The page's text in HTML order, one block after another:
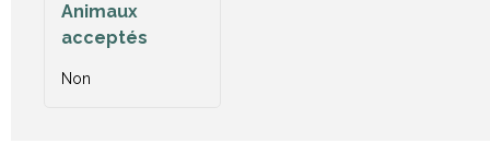
Animaux
acceptés
Non